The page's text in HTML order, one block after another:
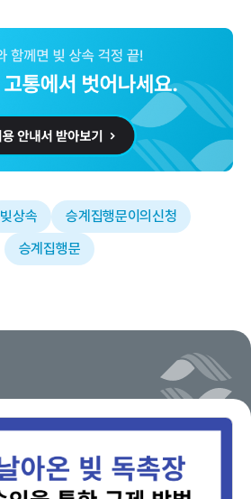
빚상속
승계집행문이의신청
승계집행문